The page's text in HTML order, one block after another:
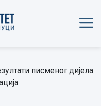
писменог дијела